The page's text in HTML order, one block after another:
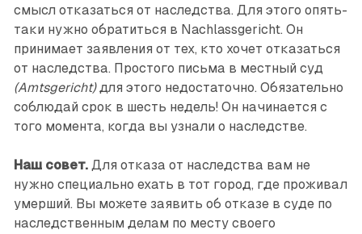
смысл отказаться от наследства. Для этого опять-
таки нужно обратиться в Nachlassgericht. Он
принимает заявления от тех, кто хочет отказаться
от наследства. Простого письма в местный суд
(Amtsgericht)для этого недостаточно. Обязательно
соблюдай срок в шесть недель! Он начинается с
того момента, когда вы узнали о наследстве.
Наш совет. Для отказа от наследства вам не
нужно специально ехать в тот город, где проживал
умерший. Вы можете заявить об отказе в суде по
наследственным делам по месту своего